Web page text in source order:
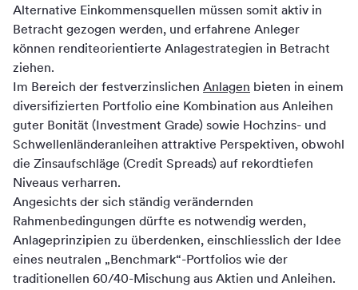
Alternative Einkommensquellen müssen somit aktiv in
Betracht gezogen werden, und erfahrene Anleger
können renditeorientierte Anlagestrategien in Betracht
ziehen.
Im Bereich der festverzinslichen Anlagen bieten in einem
diversifizierten Portfolio eine Kombination aus Anleihen
guter Bonität (Investment Grade) sowie Hochzins- und
Schwellenländeranleihen attraktive Perspektiven, obwohl
die Zinsaufschläge (Credit Spreads) auf rekordtiefen
Niveaus verharren.
Angesichts der sich ständig verändernden
Rahmenbedingungen dürfte es notwendig werden,
Anlageprinzipien zu überdenken, einschliesslich der Idee
eines neutralen „Benchmark“-Portfolios wie der
traditionellen 60/40-Mischung aus Aktien und Anleihen.